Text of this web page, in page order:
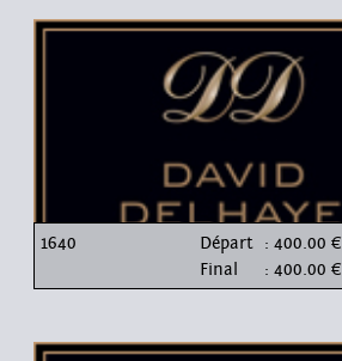
1640 Départ : 400.00 €
Final
: 400.00 €